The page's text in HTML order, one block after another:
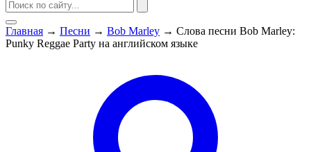
Главная → Песни → Bob Marley → Слова песни Bob Marley:
Punky Reggae Party на английском языке